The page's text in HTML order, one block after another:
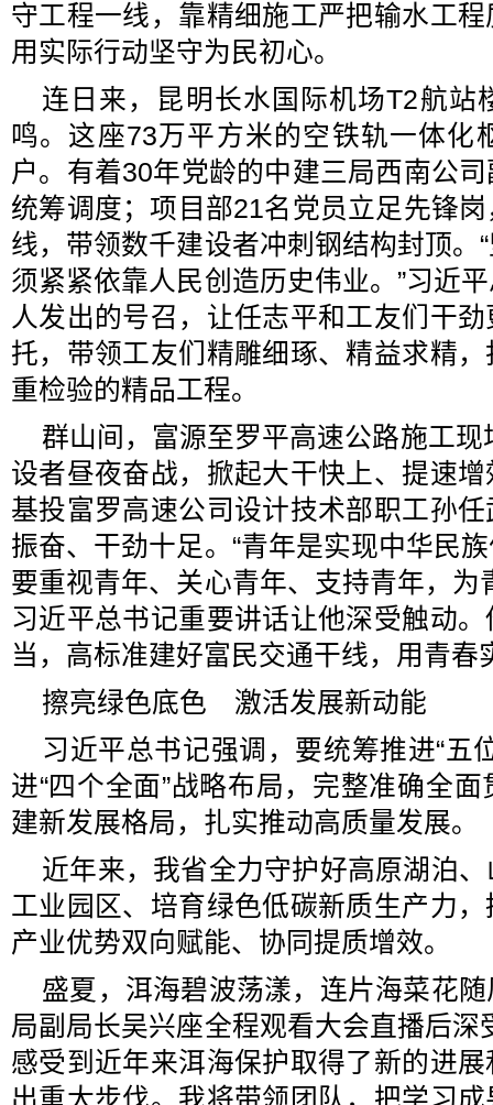
守工程一线，靠精细施工严把输水工
用实际行动坚守为民初心。
连日来，昆明长水国际机场T2航站
鸣。这座73万平方米的空铁轨一体化
户。有着30年党龄的中建三局西南公
统筹调度；项目部21名党员立足先锋
线，带领数千建设者冲刺钢结构封顶。
须紧紧依靠人民创造历史伟业。”习近
人发出的号召，让任志平和工友们干
托，带领工友们精雕细琢、精益求精
重检验的精品工程。
群山间，富源至罗平高速公路施工
设者昼夜奋战，掀起大干快上、提速
基投富罗高速公司设计技术部职工孙
振奋、干劲十足。“青年是实现中华民
要重视青年、关心青年、支持青年，为
习近平总书记重要讲话让他深受触动
当，高标准建好富民交通干线，用青春
擦亮绿色底色 激活发展新动能
习近平总书记强调，要统筹推进“五
进“四个全面”战略布局，完整准确全
建新发展格局，扎实推动高质量发展。
近年来，我省全力守护好高原湖泊
工业园区、培育绿色低碳新质生产力
产业优势双向赋能、协同提质增效。
盛夏，洱海碧波荡漾，连片海菜花
局副局长吴兴座全程观看大会直播后深
感受到近年来洱海保护取得了新的进
出重大步伐。我将带领团队，把学习